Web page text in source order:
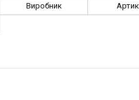
Виробник